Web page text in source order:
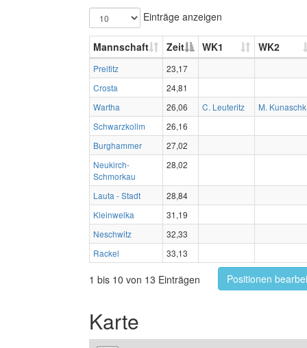
Einträge anzeigen
Mannschaft Zeit WK1 WK2
Preititz
23,17
Crosta
24,81
Wartha
26,06 C. Leuteritz
M. Kunaschk
Schwarzkollm
26,16
Burghammer
27,02
Neukirch-
Schmorkau
28,02
Lauta - Stadt
28,84
Kleinwelka
31,19
Neschwitz
32,33
Rackel
33,13
1 bis 10 von 13 Einträgen Positionen
Karte